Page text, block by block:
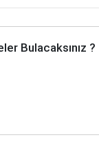
Bulacaksınız ?